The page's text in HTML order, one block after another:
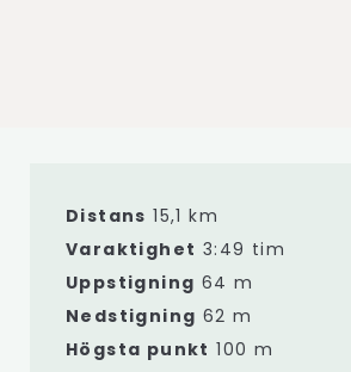
Distans 15,1 km
Varaktighet 3:49 tim
Uppstigning 64 m
Nedstigning 62 m
Högsta punkt 100 m